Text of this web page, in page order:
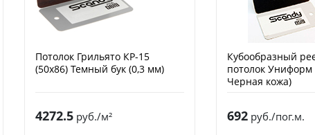
Потолок Грильято КР-15
(50х86) Темный бук (0,3 мм)
4272.5 руб./м²
Кубообразный
потолок Униформ
Черная кожа)
692руб./пог.м.